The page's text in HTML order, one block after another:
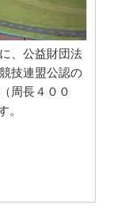
、公益財団法
技連盟公認の
周長４００
。